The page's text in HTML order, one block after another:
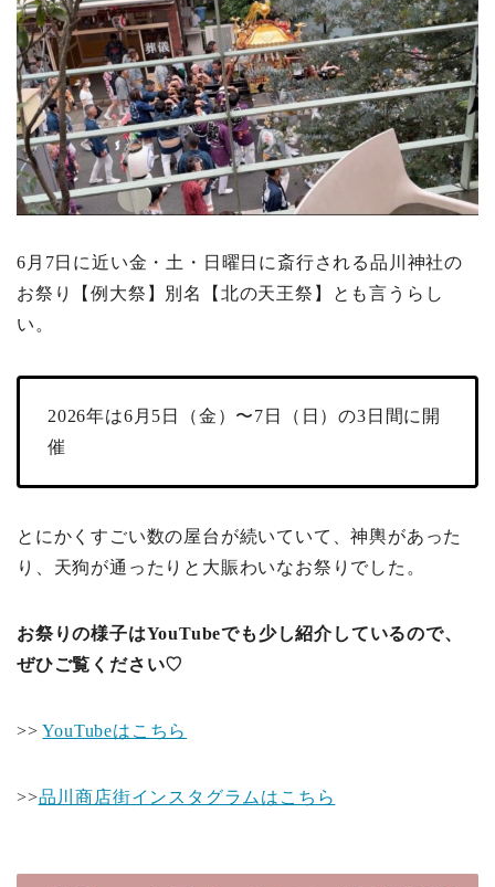
6月7日に近い金・土・日曜日に斎行される品川神社の
お祭り【例大祭】別名【北の天王祭】とも言うらし
い。
2026年は6月5日（金）〜7日（日）の3日間に開
催
とにかくすごい数の屋台が続いていて、神輿があった
り、天狗が通ったりと大賑わいなお祭りでした。
お祭りの様子はYouTubeでも少し紹介しているので、
ぜひご覧ください♡
>>YouTubeはこちら
>>品川商店街インスタグラムはこちら